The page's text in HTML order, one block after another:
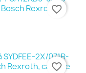
favorite_border
favorite_border